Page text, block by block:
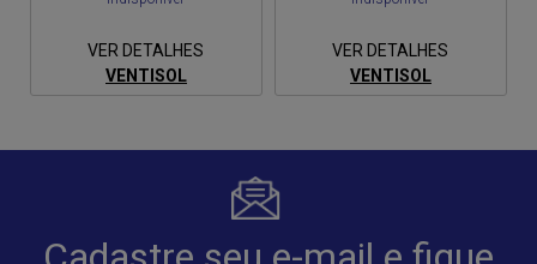
VER DETALHES
VENTISOL
VER DETALHES
VENTISOL